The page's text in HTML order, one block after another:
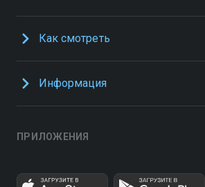
Как смотреть
Информация
ПРИЛОЖЕНИЯ